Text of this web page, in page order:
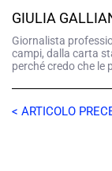
GIULIA
Giornalista
campi, dalla carta
perché credo che le
< ARTICOLO